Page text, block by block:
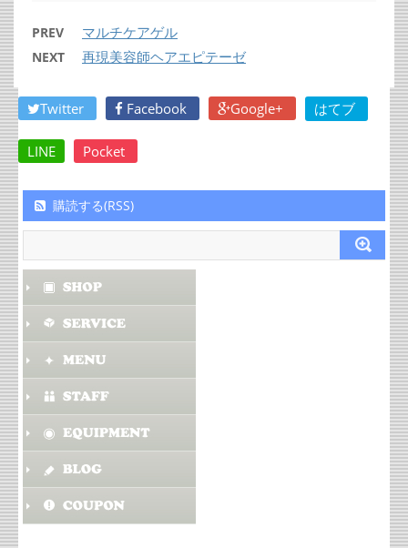
PREV マルチケアゲル
NEXT 再現美容師ヘアエピテーゼ
Twitter Facebook Google+ はてブ
LINE Pocket
購読する(RSS)